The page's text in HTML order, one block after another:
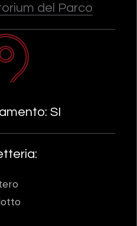
del Parco
SI